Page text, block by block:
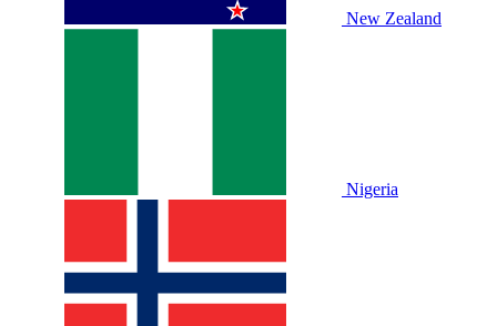
New Zealand
Nigeria